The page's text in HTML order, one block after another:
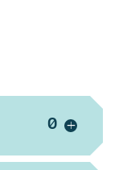
+Voeg